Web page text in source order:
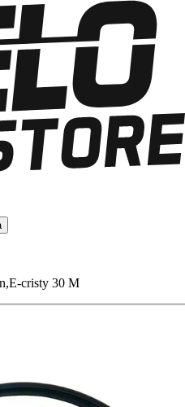
cristy 30 M